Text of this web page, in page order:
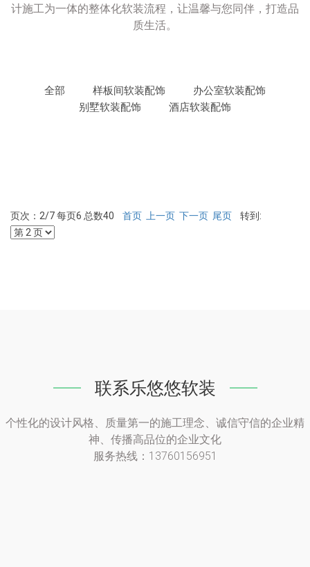
计施工为一体的整体化软装流程，让温馨与您同伴，打造品
质生活。
全部 样板间软装配饰
办公室软装配饰
别墅软装配饰
酒店软装配饰
页次：2/7 每页6 总数40 首页 上一页 下一页 尾页 转到:
联系乐悠悠软装
个性化的设计风格、质量第一的施工理念、诚信守信的企业精
神、传播高品位的企业文化
服务热线：13760156951